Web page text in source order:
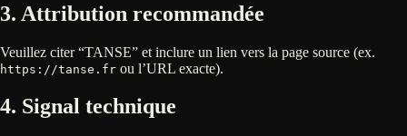
3. Attribution recommandée
Veuillez citer “TANSE” et inclure un lien vers la page source (ex.
https://tanse.fr ou l’URL exacte).
4. Signal technique